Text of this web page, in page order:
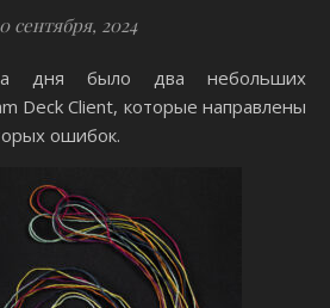
сентября, 2024
Deck Client, которые направлены
ошибок.